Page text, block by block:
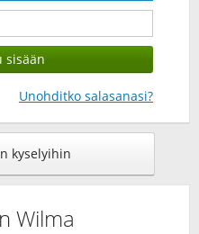
Unohditko salasanasi?
kyselyihin
Wilma